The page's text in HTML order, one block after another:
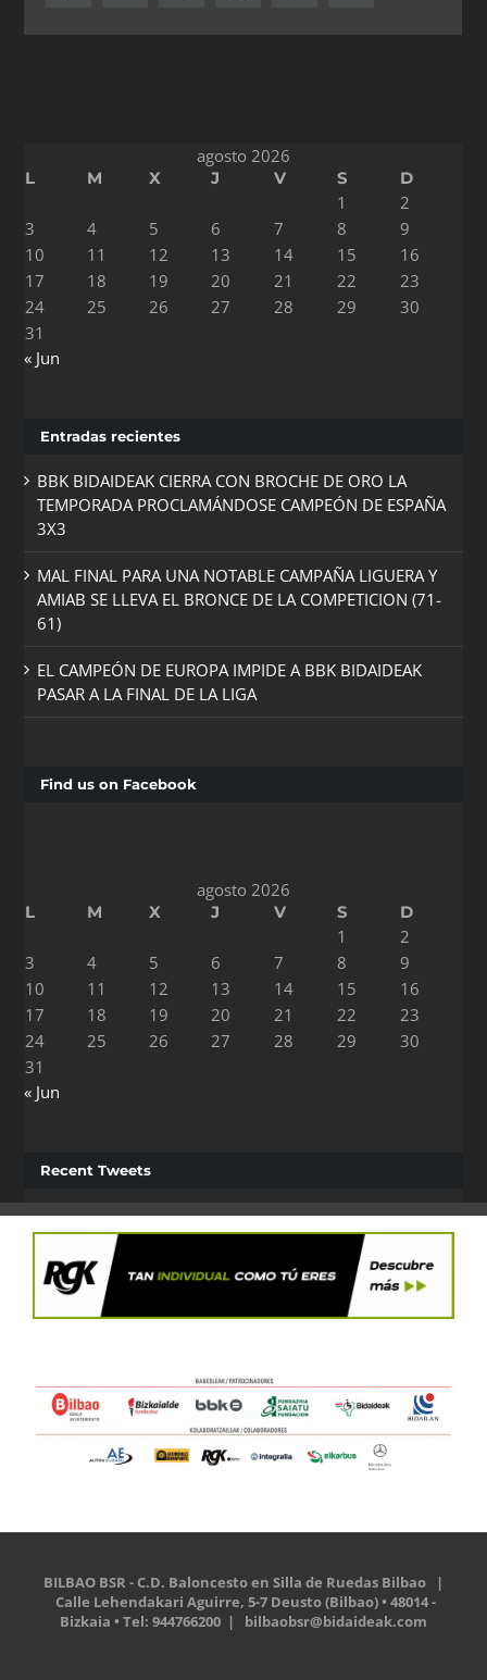
agosto 2026
L M X J V S D
1
2
3
4 5 6 7 8
9
10
11 12 13 14 15
16
17
18 19 20 21 22
23
24
25 26 27 28 29
30
31
« Jun
Entradas recientes
BBK BIDAIDEAK CIERRA CON BROCHE DE ORO LA
TEMPORADA PROCLAMÁNDOSE CAMPEÓN DE ESPAÑA
3X3
MAL FINAL PARA UNA NOTABLE CAMPAÑA LIGUERA Y
AMIAB SE LLEVA EL BRONCE DE LA COMPETICION (71-
61)
EL CAMPEÓN DE EUROPA IMPIDE A BBK BIDAIDEAK
PASAR A LA FINAL DE LA LIGA
Find us on Facebook
agosto 2026
L M X J V S D
1
2
3
4 5 6 7 8
9
10
11 12 13 14 15
16
17
18 19 20 21 22
23
24
25 26 27 28 29
30
31
« Jun
Recent Tweets
BILBAO BSR - C.D. Baloncesto en Silla de Ruedas Bilbao |
Calle Lehendakari Aguirre, 5-7 Deusto (Bilbao) • 48014 -
Bizkaia • Tel: 944766200 | bilbaobsr@bidaideak.com